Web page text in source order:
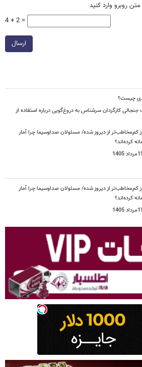
روبرو وارد کنید
4 + 2 =
ارسال
چیست؟
جنجالی کارگردان سرشناس به دروغ‌گویی درباره استفاده از
کم‌مخاطب‌تر از دیروز شده/ مسئولان صداوسیما چرا آمار
کرده‌اند؟
کم‌مخاطب‌تر از دیروز شده/ مسئولان صداوسیما چرا آمار
کرده‌اند؟